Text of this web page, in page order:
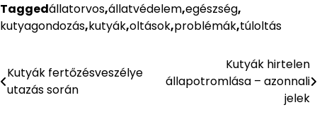
Taggedállatorvos,állatvédelem,egészség,
kutyagondozás,kutyák,oltások,problémák,túloltás
Bejegyzés
navigáció
Kutyák fertőzésveszélye
utazás során
Kutyák hirtelen
állapotromlása – azonnali
jelek